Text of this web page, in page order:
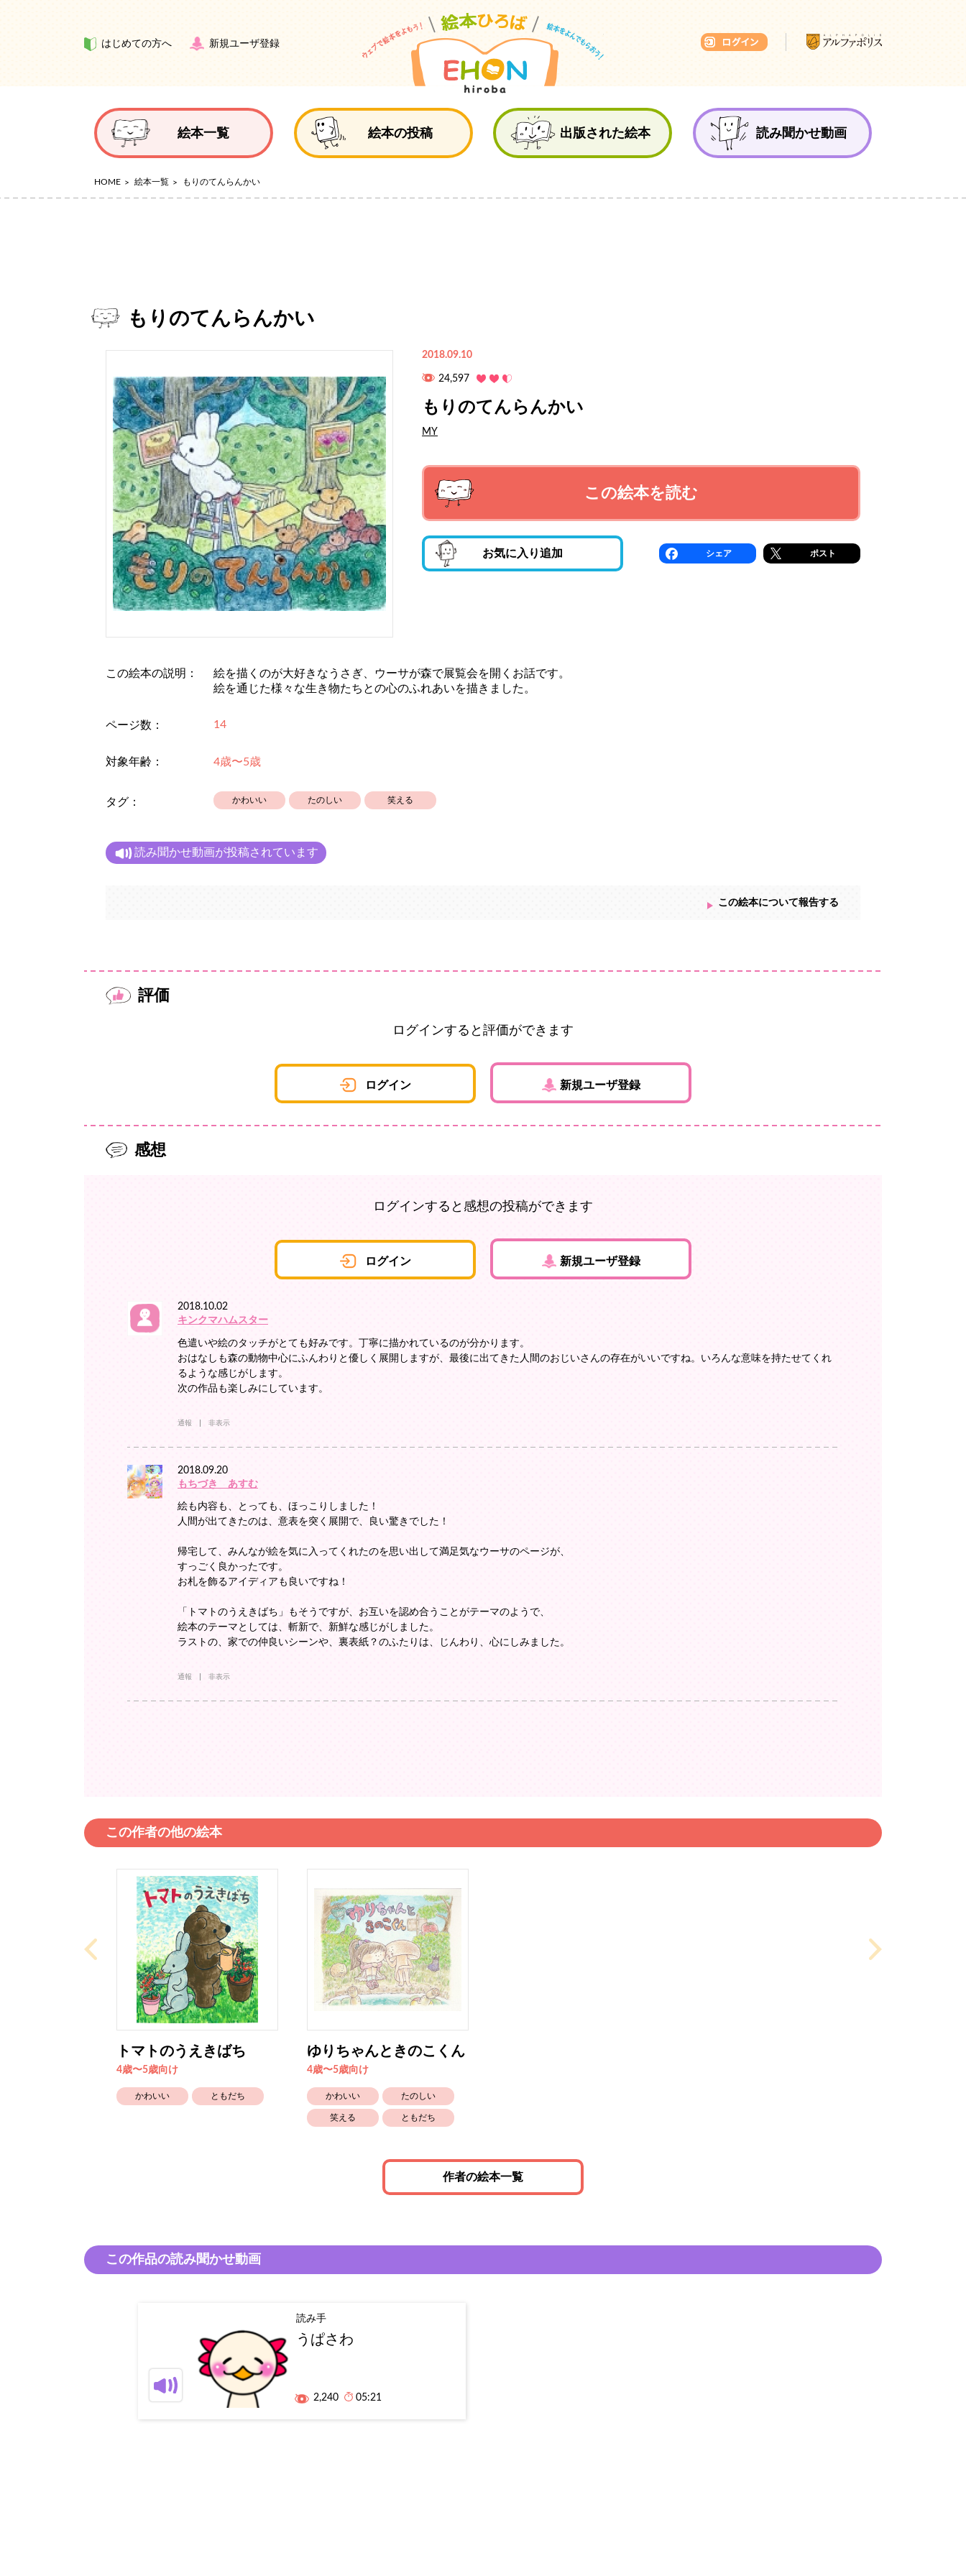
はじめての方へ 新規ユーザ登録
絵本一覧 絵本の投稿 出版された絵本 読み聞かせ動画
HOME 絵本一覧 もりのてんらんかい
もりのてんらんかい
2018.09.10
24,597
もりのてんらんかい
MY
この絵本を読む
お気に入り追加 シェア ポスト
この絵本の説明：
絵を描くのが大好きなうさぎ、ウーサが森で展覧会を開くお話です。
絵を通じた様々な生き物たちとの心のふれあいを描きました。
ページ数： 14
対象年齢： 4歳〜5歳
タグ： かわいい たのしい 笑える
読み聞かせ動画が投稿されています
この絵本について報告する
評価
ログインすると評価ができます
ログイン 新規ユーザ登録
感想
ログインすると感想の投稿ができます
ログイン 新規ユーザ登録
2018.10.02
キンクマハムスター
色遣いや絵のタッチがとても好みです。丁寧に描かれているのが分かります。
おはなしも森の動物中心にふんわりと優しく展開しますが、最後に出てきた人間のおじいさんの存在がいいですね。いろんな意味を持たせてくれ
るような感じがします。
次の作品も楽しみにしています。
通報 非表示
2018.09.20
もちづき あすむ
絵も内容も、とっても、ほっこりしました！
人間が出てきたのは、意表を突く展開で、良い驚きでした！
帰宅して、みんなが絵を気に入ってくれたのを思い出して満足気なウーサのページが、
すっごく良かったです。
お札を飾るアイディアも良いですね！
「トマトのうえきばち」もそうですが、お互いを認め合うことがテーマのようで、
絵本のテーマとしては、斬新で、新鮮な感じがしました。
ラストの、家での仲良いシーンや、裏表紙？のふたりは、じんわり、心にしみました。
通報 非表示
この作者の他の絵本
トマトのうえきばち
4歳〜5歳向け
かわいい ともだち
ゆりちゃんときのこくん
4歳〜5歳向け
かわいい たのしい
笑える ともだち
作者の絵本一覧
この作品の読み聞かせ動画
読み手
うぱさわ
2,240 05:21